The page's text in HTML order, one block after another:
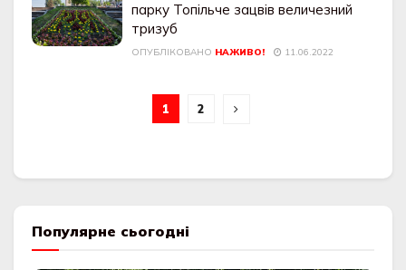
парку Топільче зацвів величезний
тризуб
ОПУБЛІКОВАНО НАЖИВО! 11.06.2022
1 2
Популярне сьогодні